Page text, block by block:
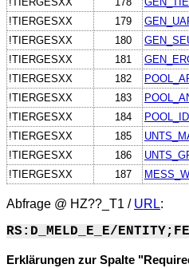
!TIERGESXX
179
!TIERGESXX
180
!TIERGESXX
181
!TIERGESXX
182
!TIERGESXX
183
!TIERGESXX
184 POOL_ID
!TIERGESXX
185
!TIERGESXX
186
!TIERGESXX
187
Abfrage @ HZ??_T1 / URL:
RS:D_MELD_E_E/
Erklärungen zur Spalte